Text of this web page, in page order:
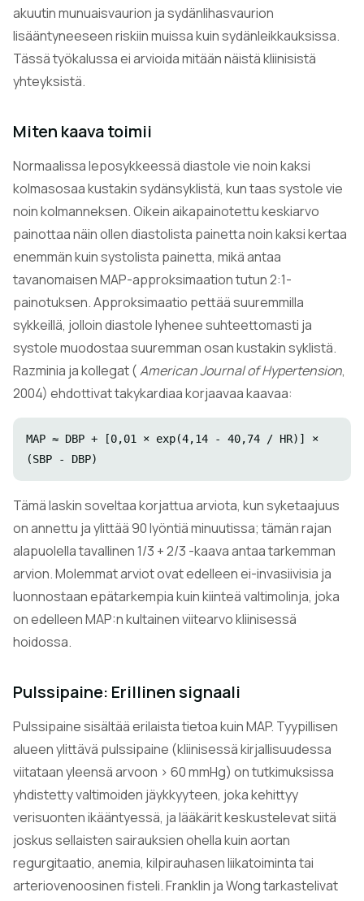
akuutin munuaisvaurion ja sydänlihasvaurion
lisääntyneeseen riskiin muissa kuin sydänleikkauksissa.
Tässä työkalussa ei arvioida mitään näistä kliinisistä
yhteyksistä.
Miten kaava toimii
Normaalissa leposykkeessä diastole vie noin kaksi
kolmasosaa kustakin sydänsyklistä, kun taas systole vie
noin kolmanneksen. Oikein aikapainotettu keskiarvo
painottaa näin ollen diastolista painetta noin kaksi kertaa
enemmän kuin systolista painetta, mikä antaa
tavanomaisen MAP-approksimaation tutun 2:1-
painotuksen. Approksimaatio pettää suuremmilla
sykkeillä, jolloin diastole lyhenee suhteettomasti ja
systole muodostaa suuremman osan kustakin syklistä.
Razminia ja kollegat (American Journal of Hypertension,
2004) ehdottivat takykardiaa korjaavaa kaavaa:
MAP ≈ DBP + [0,01 × exp(4,14 - 40,74 / HR)] ×
(SBP - DBP)
Tämä laskin soveltaa korjattua arviota, kun syketaajuus
on annettu ja ylittää 90 lyöntiä minuutissa; tämän rajan
alapuolella tavallinen 1/3 + 2/3 -kaava antaa tarkemman
arvion. Molemmat arviot ovat edelleen ei-invasiivisia ja
luonnostaan epätarkempia kuin kiinteä valtimolinja, joka
on edelleen MAP:n kultainen viitearvo kliinisessä
hoidossa.
Pulssipaine: Erillinen signaali
Pulssipaine sisältää erilaista tietoa kuin MAP. Tyypillisen
alueen ylittävä pulssipaine (kliinisessä kirjallisuudessa
viitataan yleensä arvoon > 60 mmHg) on tutkimuksissa
yhdistetty valtimoiden jäykkyyteen, joka kehittyy
verisuonten ikääntyessä, ja lääkärit keskustelevat siitä
joskus sellaisten sairauksien ohella kuin aortan
regurgitaatio, anemia, kilpirauhasen liikatoiminta tai
arteriovenoosinen fisteli. Franklin ja Wong tarkastelivat